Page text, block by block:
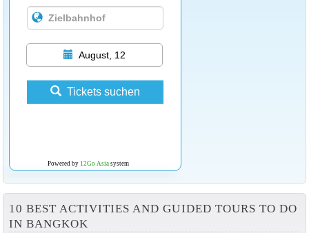
August, 12
Tickets suchen
Powered by 12Go Asiasystem
10 BEST ACTIVITIES AND GUIDED TOURS TO DO
IN BANGKOK